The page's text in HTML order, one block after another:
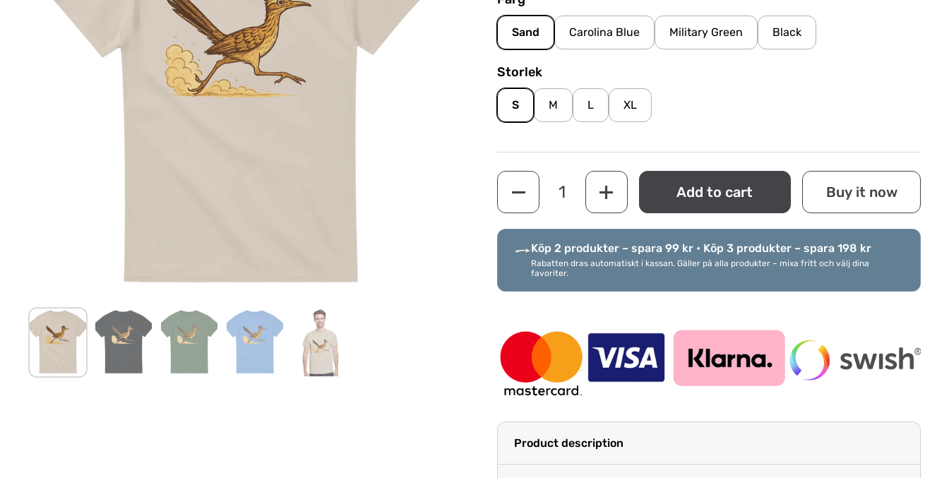
Show slide 1Show slide 2Show slide 3Show slide 4Show slide 5
Sand Carolina Blue Military Green Black
Storlek
S M L XL
Quantity
Add to cart Buy it now
Köp 2 produkter – spara 99 kr • Köp 3 produkter – spara 198 kr
Rabatten dras automatiskt i kassan. Gäller på alla produkter – mixa fritt och välj dina
favoriter.
Product description